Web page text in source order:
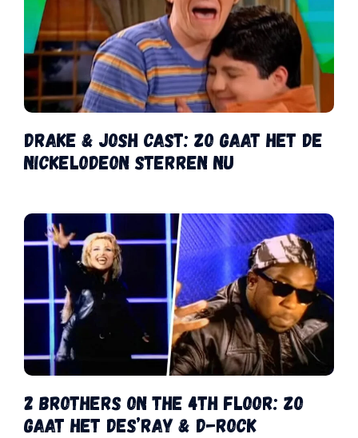
Drake & Josh cast: zo gaat het de
Nickelodeon sterren nu
2 Brothers on the 4th Floor: zo
gaat het Des’ray & D-Rock